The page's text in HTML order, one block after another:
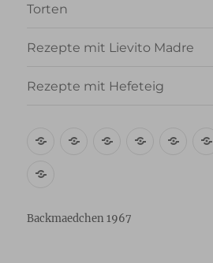
Torten
Rezepte mit Lievito Madre
Rezepte mit Hefeteig
Über
Rezept-Kooperation
Brötchen
Brot
Hefeteig
Backmaedchen 1967